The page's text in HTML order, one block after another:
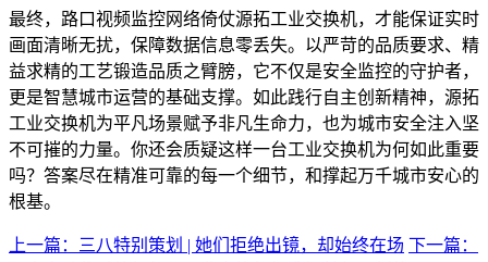
最终，路口视频监控网络倚仗源拓工业交换机，才能保证实时
画面清晰无扰，保障数据信息零丢失。以严苛的品质要求、精
益求精的工艺锻造品质之臂膀，它不仅是安全监控的守护者，
更是智慧城市运营的基础支撑。如此践行自主创新精神，源拓
工业交换机为平凡场景赋予非凡生命力，也为城市安全注入坚
不可摧的力量。你还会质疑这样一台工业交换机为何如此重要
吗？答案尽在精准可靠的每一个细节，和撑起万千城市安心的
根基。
上一篇：三八特别策划 | 她们拒绝出镜，却始终在场 下一篇：